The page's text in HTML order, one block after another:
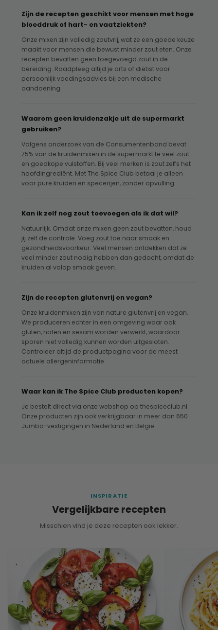
Zijn de recepten geschikt voor mensen met hoge
bloeddruk of hart- en vaatziekten?
Onze mixen zijn volledig zoutvrij, wat ze een goede keuze
maakt voor mensen die bewust minder zout eten. Onze
recepten bevatten geen toegevoegd zout in de
bereiding. Raadpleeg altijd je arts of diëtist voor
persoonlijk voedingsadvies bij een medische
aandoening.
Waarom geen kruidenzakje uit de supermarkt
gebruiken?
Volgens onderzoek van de Consumentenbond bevat
75% van de kruidenmixen in de supermarkt te veel zout
en goedkope vulstoffen. Bij veel merken is zout zelfs het
hoofdingrediënt. Met The Spice Club betaal je alleen
voor pure kruiden en specerijen, zonder opvulling.
Kan ik zelf nog zout toevoegen als ik dat wil?
Natuurlijk. Omdat onze mixen geen zout bevatten, houd
jij zelf de controle. Voeg zout toe naar smaak en
gezondheidsvoorkeur. Veel mensen ontdekken dat ze
veel minder zout nodig hebben dan gedacht, omdat de
kruiden al volop smaak geven.
Zijn de recepten glutenvrij en vegan?
Onze kruidenmixen zijn van nature glutenvrij en vegan.
We produceren echter in een omgeving waar ook
gluten, noten en sesam worden verwerkt, waardoor
sporen niet volledig kunnen worden uitgesloten.
Controleer altijd de productpagina voor de meest
actuele allergeninformatie.
Waar kan ik The Spice Club producten kopen?
Je bestelt direct via onze webshop op thespiceclub.nl.
Onze producten zijn ook verkrijgbaar in meer dan 650
Jumbo-vestigingen in Nederland en België.
INSPIRATIE
Vergelijkbare recepten
Misschien vind je deze recepten ook lekker.